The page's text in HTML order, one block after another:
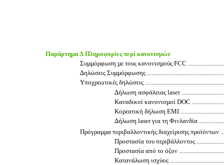
Παράρτηµα ∆ Πληροφορίες περί κανονισµών
Συµµόρφωση µε τους κανονισµούς FCC
∆ηλώσεις Συµµόρφωσης
Υποχρεωτικές δηλώσεις
∆ήλωση ασφάλειας laser
Καναδικοί κανονισµοί DOC
Κορεατική δήλωση EMI
∆ήλωση laser για τη Φινλανδία
Πρόγραµµα περιβαλλοντικής διαχείρισης προϊόντων
Προστασία του περιβάλλοντος
Προστασία από το όζον
Κατανάλωση ισχύος